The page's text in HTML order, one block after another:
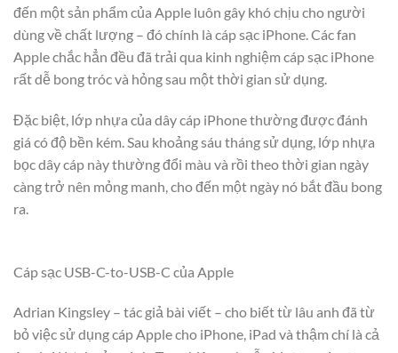
đến một sản phẩm của Apple luôn gây khó chịu cho người
dùng về chất lượng – đó chính là cáp sạc iPhone. Các fan
Apple chắc hẳn đều đã trải qua kinh nghiệm cáp sạc iPhone
rất dễ bong tróc và hỏng sau một thời gian sử dụng.
Đặc biệt, lớp nhựa của dây cáp iPhone thường được đánh
giá có độ bền kém. Sau khoảng sáu tháng sử dụng, lớp nhựa
bọc dây cáp này thường đổi màu và rồi theo thời gian ngày
càng trở nên mỏng manh, cho đến một ngày nó bắt đầu bong
ra.
Cáp sạc USB-C-to-USB-C của Apple
Adrian Kingsley – tác giả bài viết – cho biết từ lâu anh đã từ
bỏ việc sử dụng cáp Apple cho iPhone, iPad và thậm chí là cả